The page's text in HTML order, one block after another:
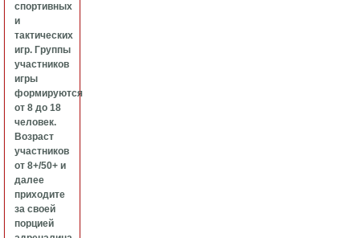
спортивных
и
тактических
игр. Группы
участников
игры
формируются
от 8 до 18
человек.
Возраст
участников
от 8+/50+ и
далее
приходите
за своей
порцией